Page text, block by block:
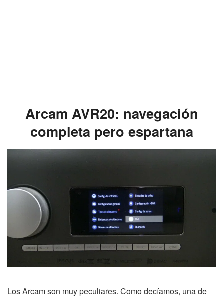
Arcam AVR20: navegación
completa pero espartana
Los Arcam son muy peculiares. Como decíamos, una de